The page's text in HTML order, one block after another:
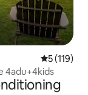
5 (119)
4adu+4kids